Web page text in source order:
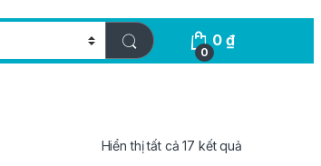
0
0₫
Hiển thị tất cả 17 kết quả